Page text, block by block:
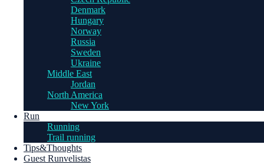
Denmark
Hungary
Norway
Russia
Sweden
Ukraine
Middle East
Jordan
North America
New York
Run
Running
Trail running
Tips&Thoughts
Guest Runvelistas